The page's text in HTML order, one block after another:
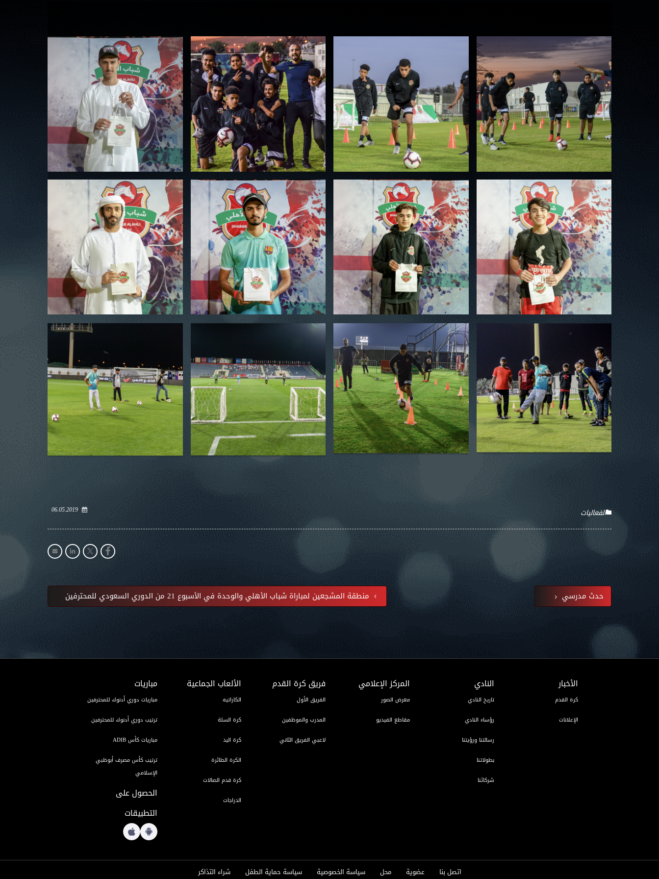
06.05.2019 الفعاليات
منطقة المشجعين لمباراة شباب الأهلي والوحدة في الأسبوع 21 من الدوري السعودي للمحترفين حدث مدرسي
الأخبار
كرة القدم
الإعلانات
النادي
تاريخ النادي
رؤساء النادي
رسالتنا ورؤيتنا
بطولاتنا
شركائنا
المركز الإعلامي
معرض الصور
مقاطع الفيديو
فريق كرة القدم
الفريق الأول
المدرب والموظفين
لاعبي الفريق الثاني
الألعاب الجماعية
الكاراتيه
كرة السلة
كرة اليد
الكرة الطائرة
كرة قدم الصالات
الدراجات
مباريات
مباريات دوري أدنوك للمحترفين
ترتيب دوري أدنوك للمحترفين
مباريات كأس ADIB
ترتيب كأس مصرف أبوظبي
الإسلامي
الحصول على
التطبيقات
اتصل بنا عضوية محل سياسة الخصوصية سياسة حماية الطفل شراء التذاكر